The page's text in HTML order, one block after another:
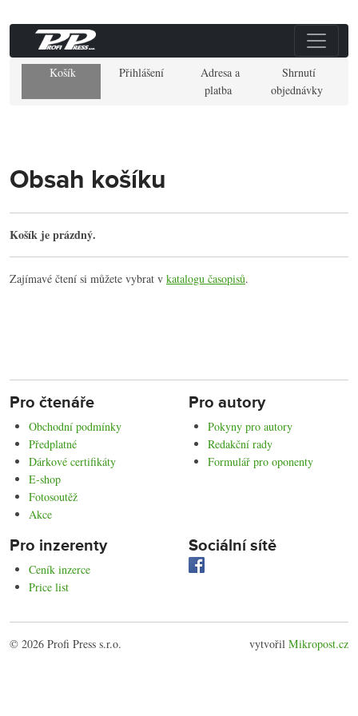
Košík Přihlášení
Adresa a
platba
Shrnutí
objednávky
Obsah košíku
Košík je prázdný.
Zajímavé čtení si můžete vybrat v katalogu časopisů.
Pro čtenáře
Obchodní podmínky
Předplatné
Dárkové certifikáty
E-shop
Fotosoutěž
Akce
Pro autory
Pokyny pro autory
Redakční rady
Formulář pro oponenty
Pro inzerenty
Ceník inzerce
Price list
Sociální sítě
© 2026 Profi Press s.r.o. vytvořil Mikropost.cz